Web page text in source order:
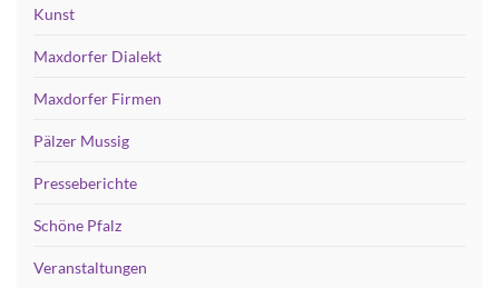
Kunst
Maxdorfer Dialekt
Maxdorfer Firmen
Pälzer Mussig
Presseberichte
Schöne Pfalz
Veranstaltungen